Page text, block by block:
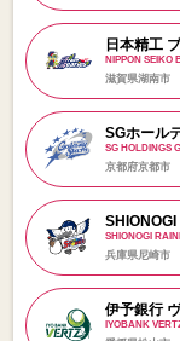
日本精工
NIPPON SEIKO
滋賀県湖南市
SGホール
SG HOLDINGS
京都府京都市
SHIONOGI
兵庫県尼崎市
伊予銀行
IYOBANK